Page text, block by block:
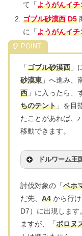
て「ようがんイチ
ゴブル砂漠西 D5
に「ようがんイチ
「ゴブル砂漠西 」
砂漠東 」へ進み、
西 」に入ったら、
ちのテント 」を目
たことがあれば、
移動できます。
ドルワーム王
討伐対象の「ベホ
だ先、 A4 から行
D7）に出現します
ますが、「ボロヌ